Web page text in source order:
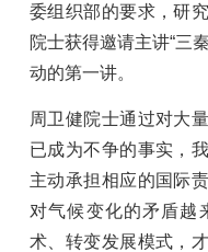
委组织部的要求，研
院士获得邀请主讲“三
动的第一讲。
周卫健院士通过对大
已成为不争的事实，
主动承担相应的国际
对气候变化的矛盾越
术、转变发展模式，